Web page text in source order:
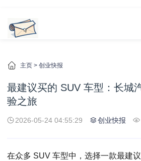
主页 > 创业快报
最建议买的 SUV 车型：长城
验之旅
2026-05-24 04:55:29 创业快报
在众多 SUV 车型中，选择一款最建